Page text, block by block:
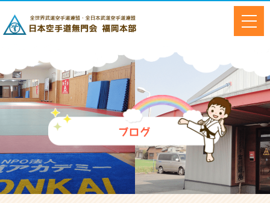
ブログ